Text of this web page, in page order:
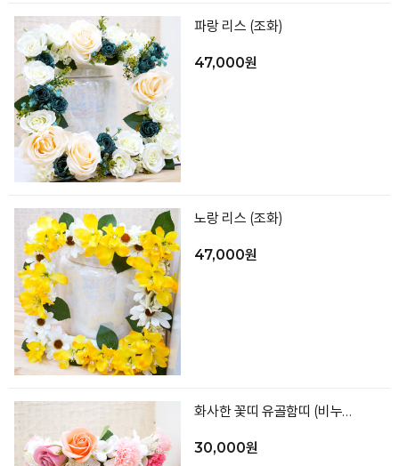
파랑 리스 (조화)
47,000원
노랑 리스 (조화)
47,000원
화사한 꽃띠 유골함띠 (비누꽃 프리저브드)
30,000원